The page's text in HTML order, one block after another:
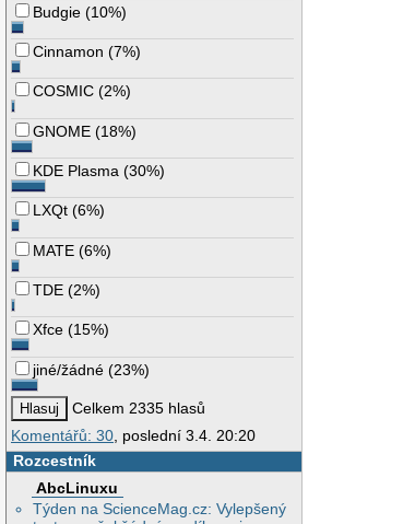
Budgie (10%)
Cinnamon (7%)
COSMIC (2%)
GNOME (18%)
KDE Plasma (30%)
LXQt (6%)
MATE (6%)
TDE (2%)
Xfce (15%)
jiné/žádné (23%)
Celkem 2335 hlasů
Komentářů: 30, poslední 3.4. 20:20
Rozcestník
AbcLinuxu
Týden na ScienceMag.cz: Vylepšený